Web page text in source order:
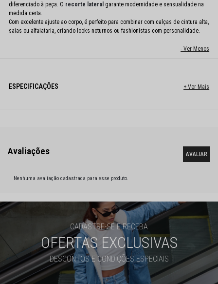
diferenciado à peça. O recorte lateral garante modernidade e sensualidade na
medida certa.
Com excelente ajuste ao corpo, é perfeito para combinar com calças de cintura alta,
saias ou alfaiataria, criando looks noturnos ou fashionistas com personalidade.
ESPECIFICAÇÕES
Nenhuma avaliação cadastrada para esse produto.
CADASTRE-SE E RECEBA
OFERTAS EXCLUSIVAS
DESCONTOS E CONDIÇÕES ESPECIAIS